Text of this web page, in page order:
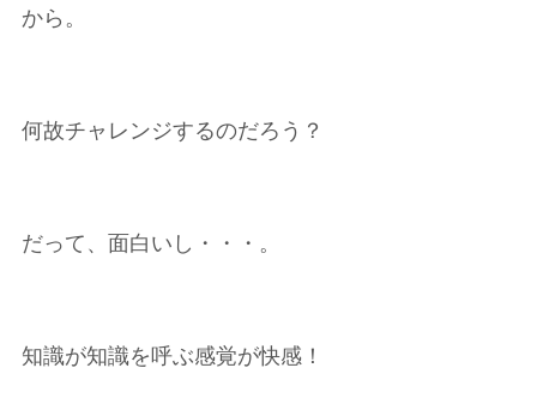
から。
何故チャレンジするのだろう？
だって、面白いし・・・。
知識が知識を呼ぶ感覚が快感！